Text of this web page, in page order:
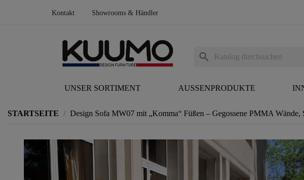
Kontakt Showrooms & Händler
UNSER SORTIMENT AUSSENPRODUKTE
search
STARTSEITE Design Sofa MW07 mit „Komma“ Füßen – Gegossene PMMA Wände,